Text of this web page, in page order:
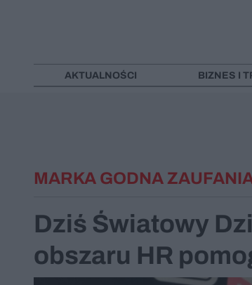
AKTUALNOŚCI BIZNES I
MARKA GODNA
Dziś Światowy
obszaru HR